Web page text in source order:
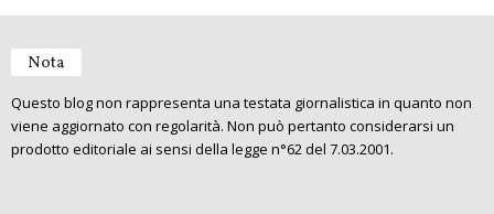
Nota
Questo blog non rappresenta una testata giornalistica in quanto non
viene aggiornato con regolarità. Non può pertanto considerarsi un
prodotto editoriale ai sensi della legge n°62 del 7.03.2001.